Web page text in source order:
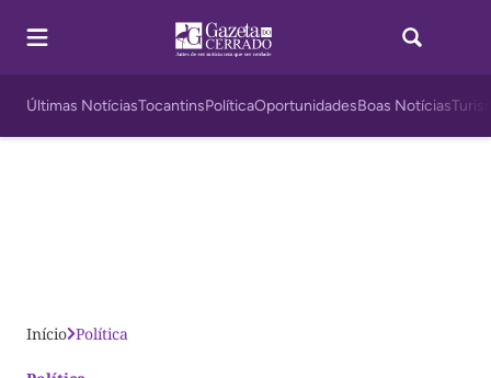
Últimas NotíciasTocantinsPolíticaOportunidadesBoas Notícias
Início Política